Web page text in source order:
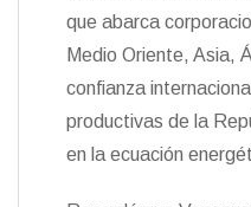
que abarca
Medio Oriente, Asia,
confianza
productivas de la
en la ecuación